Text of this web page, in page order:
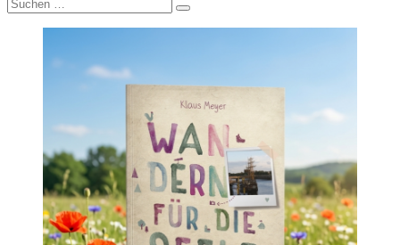
nach: